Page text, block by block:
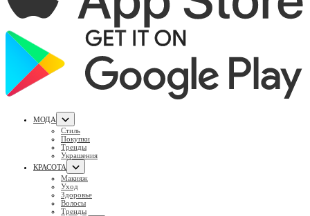
МОДА
Стиль
Покупки
Тренды
Украшения
КРАСОТА
Макияж
Уход
Здоровье
Волосы
Тренды